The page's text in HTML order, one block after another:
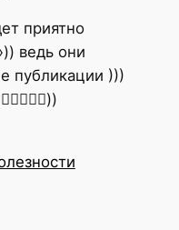
приятно
ведь они
публикации )))